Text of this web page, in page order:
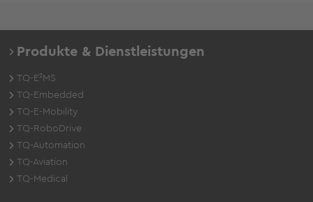
Produkte & Dienstleistungen
TQ-E²MS
TQ-Embedded
TQ-E-Mobility
TQ-RoboDrive
TQ-Automation
TQ-Aviation
TQ-Medical